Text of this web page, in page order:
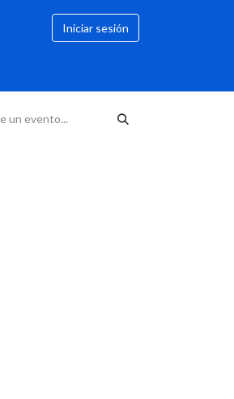
Iniciar sesión